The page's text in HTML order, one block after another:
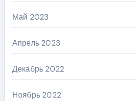
Май 2023
Апрель 2023
Декабрь 2022
Ноябрь 2022